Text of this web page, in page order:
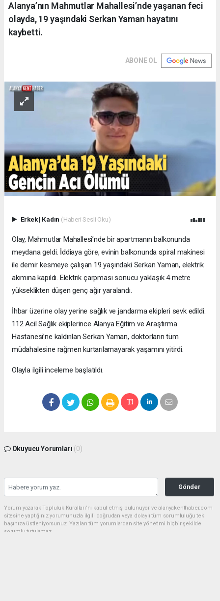
Alanya’nın Mahmutlar Mahallesi’nde yaşanan feci
olayda, 19 yaşındaki Serkan Yaman hayatını
kaybetti.
ABONE OL
Erkek| Kadın (Haberi Sesli Oku)
Olay, Mahmutlar Mahallesi’nde bir apartmanın balkonunda
meydana geldi. İddiaya göre, evinin balkonunda spiral makinesi
ile demir kesmeye çalışan 19 yaşındaki Serkan Yaman, elektrik
akımına kapıldı. Elektrik çarpması sonucu yaklaşık 4 metre
yükseklikten düşen genç ağır yaralandı.
İhbar üzerine olay yerine sağlık ve jandarma ekipleri sevk edildi.
112 Acil Sağlık ekiplerince Alanya Eğitim ve Araştırma
Hastanesi’ne kaldırılan Serkan Yaman, doktorların tüm
müdahalesine rağmen kurtarılamayarak yaşamını yitirdi.
Olayla ilgili inceleme başlatıldı.
Okuyucu Yorumları (0)
Gönder
Yorum yazarak Topluluk Kuralları’nı kabul etmiş bulunuyor ve alanyakenthaber.com
sitesine yaptığınız yorumunuzla ilgili doğrudan veya dolaylı tüm sorumluluğu tek
başınıza üstleniyorsunuz. Yazılan tüm yorumlardan site yönetimi hiçbir şekilde
sorumlu tutulamaz.